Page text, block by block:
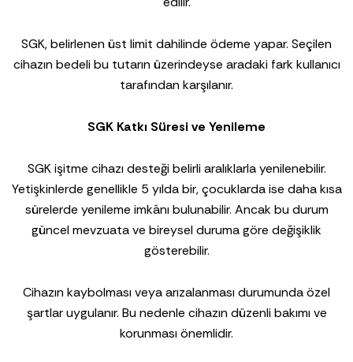
SGK, belirlenen üst limit dahilinde ödeme yapar. Seçilen
cihazın bedeli bu tutarın üzerindeyse aradaki fark kullanıcı
tarafından karşılanır.
SGK Katkı Süresi ve Yenileme
SGK işitme cihazı desteği belirli aralıklarla yenilenebilir.
Yetişkinlerde genellikle 5 yılda bir, çocuklarda ise daha kısa
sürelerde yenileme imkânı bulunabilir. Ancak bu durum
güncel mevzuata ve bireysel duruma göre değişiklik
gösterebilir.
Cihazın kaybolması veya arızalanması durumunda özel
şartlar uygulanır. Bu nedenle cihazın düzenli bakımı ve
korunması önemlidir.